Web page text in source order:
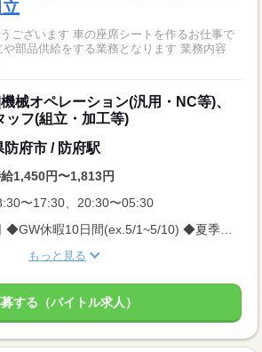
ございます 車の座席シートを作るお仕事で
部品供給をする業務となります 業務内容
械オペレーション(汎用・NC等)、
ッフ(組立・加工等)
防府市 / 防府駅
1,450円〜1,813円
〜17:30、20:30〜05:30
◆年間休日120日 ◆GW休暇10日間(ex.5/1~5/10) ◆夏季休暇10日間(ex.8/10~8/19) ◆年末年始休暇10日間(ex.12/30~1/8) ※会社カレンダーによって多少変動がございますが しっかり休める環境です★
もっと見る
する（バイトル求人）